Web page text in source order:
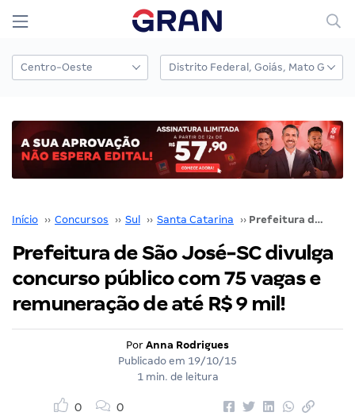
Início ›› Concursos ›› Sul ›› Santa Catarina ›› Prefeitura de São José-SC divulga concurso público com 75 vagas e remuneração de até R$ 9 mil!
Prefeitura de São José-SC divulga
concurso público com 75 vagas e
remuneração de até R$ 9 mil!
Por Anna Rodrigues
Publicado em 19/10/15
1 min. de leitura
0 0